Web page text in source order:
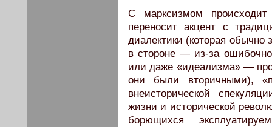
С марксизмом
переносит акцент с
диалектики (которая обычно
в стороне — из-за
или даже «идеализма» —
они были вторичными),
внеисторической
жизни и исторической
борющихся